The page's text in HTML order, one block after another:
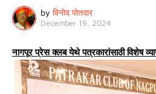
by विनोद पोतदार
December 19, 2024
नागपूर प्रेस क्लब येथे पत्रकारांसाठी विशेष